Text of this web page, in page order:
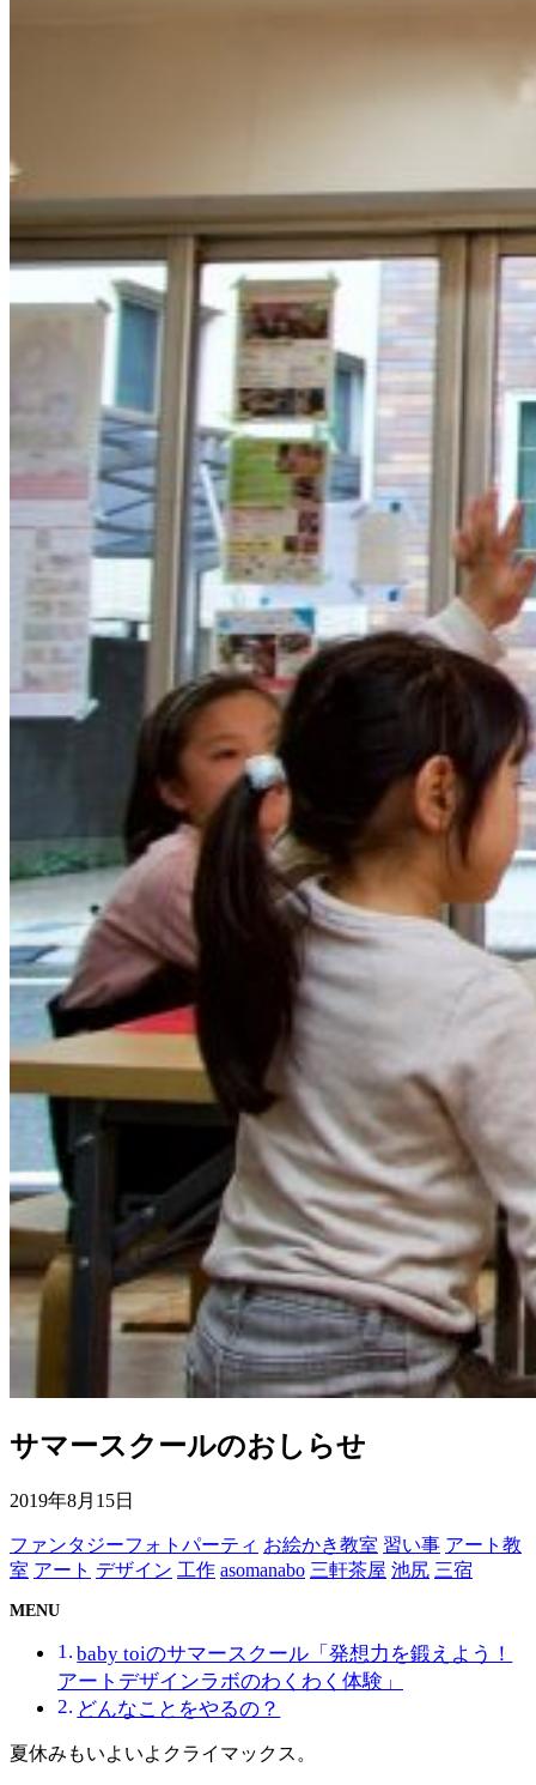
サマースクールのおしらせ
2019年8月15日
ファンタジーフォトパーティ お絵かき教室 習い事 アート教
室 アート デザイン 工作 asomanabo 三軒茶屋 池尻 三宿
MENU
baby toiのサマースクール「発想力を鍛えよう！
アートデザインラボのわくわく体験」
どんなことをやるの？
夏休みもいよいよクライマックス。